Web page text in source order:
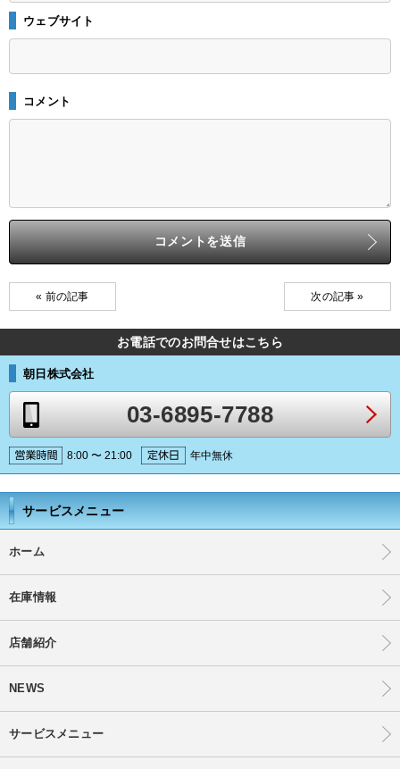
ウェブサイト
コメント
« 前の記事 次の記事 »
お電話でのお問合せはこちら
朝日株式会社
03-6895-7788
8:00 〜 21:00 年中無休
サービスメニュー
ホーム
在庫情報
店舗紹介
NEWS
サービスメニュー